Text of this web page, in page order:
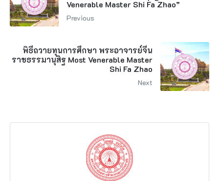
Venerable Master Shi Fa Zhao”
Previous
พิธีถวายทุนการศึกษา พระอาจารย์จีน
ราชธรรมานุสิฐ Most Venerable Master
Shi Fa Zhao
Next